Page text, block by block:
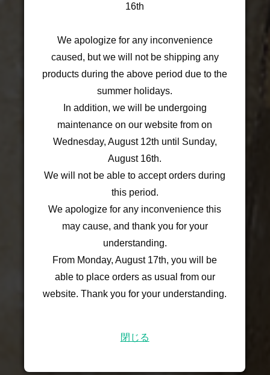
16th
We apologize for any inconvenience
caused, but we will not be shipping any
products during the above period due to the
summer holidays.
In addition, we will be undergoing
maintenance on our website from on
Wednesday, August 12th until Sunday,
August 16th.
We will not be able to accept orders during
this period.
We apologize for any inconvenience this
may cause, and thank you for your
understanding.
From Monday, August 17th, you will be
able to place orders as usual from our
website. Thank you for your understanding.
閉じる